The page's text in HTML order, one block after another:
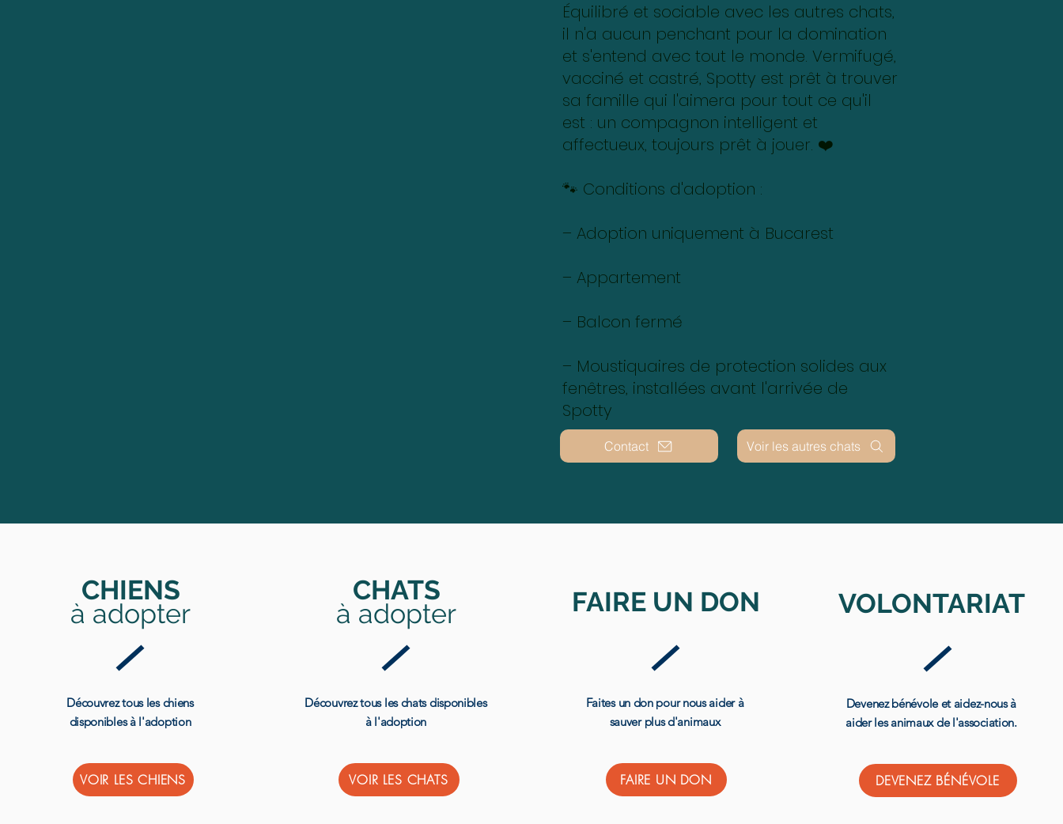
Équilibré et sociable avec les autres chats,
il n'a aucun penchant pour la domination
et s'entend avec tout le monde. Vermifugé,
vacciné et castré, Spotty est prêt à trouver
sa famille qui l'aimera pour tout ce qu'il
est : un compagnon intelligent et
affectueux, toujours prêt à jouer. ❤️
🐾 Conditions d'adoption :
– Adoption uniquement à Bucarest
– Appartement
– Balcon fermé
– Moustiquaires de protection solides aux
fenêtres, installées avant l'arrivée de
Spotty
Contact Voir les autres chats
CHIENS
à adopter
Découvrez tous les chiens
disponibles à l'adoption
VOIR LES CHIENS
CHATS
à adopter
Découvrez tous les chats disponibles
à l'adoption
VOIR LES CHATS
FAIRE UN DON
Faites un don pour nous aider à
sauver plus d'animaux
FAIRE UN DON
VOLONTARIAT
Devenez bénévole et aidez-nous à
aider les animaux de l'association.
DEVENEZ BÉNÉVOLE